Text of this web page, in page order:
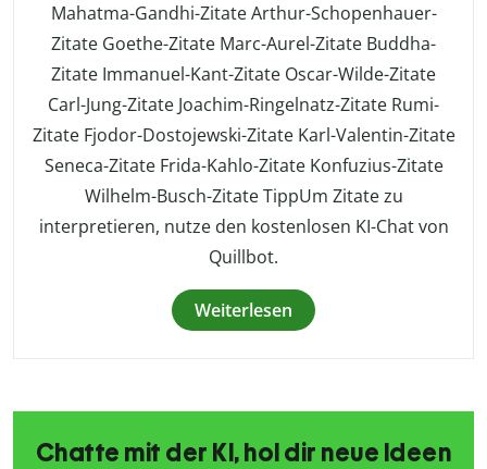
Mahatma-Gandhi-Zitate Arthur-Schopenhauer-
Zitate Goethe-Zitate Marc-Aurel-Zitate Buddha-
Zitate Immanuel-Kant-Zitate Oscar-Wilde-Zitate
Carl-Jung-Zitate Joachim-Ringelnatz-Zitate Rumi-
Zitate Fjodor-Dostojewski-Zitate Karl-Valentin-Zitate
Seneca-Zitate Frida-Kahlo-Zitate Konfuzius-Zitate
Wilhelm-Busch-Zitate TippUm Zitate zu
interpretieren, nutze den kostenlosen KI-Chat von
Quillbot.
Weiterlesen
Chatte mit der KI, hol dir neue Ideen